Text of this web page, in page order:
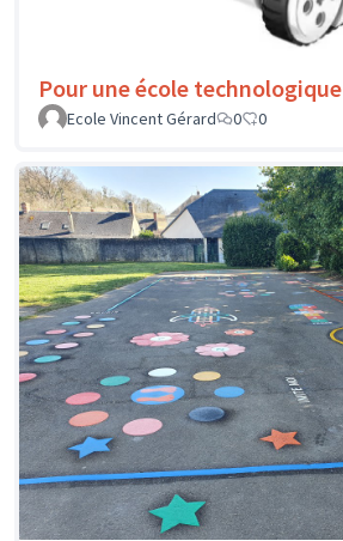
Pour une école technologique
Ecole Vincent Gérard
0 0